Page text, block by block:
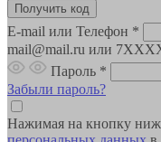
E-mail или Телефон *
mail@mail.ru или
Пароль *
Забыли пароль?
Нажимая на кнопку